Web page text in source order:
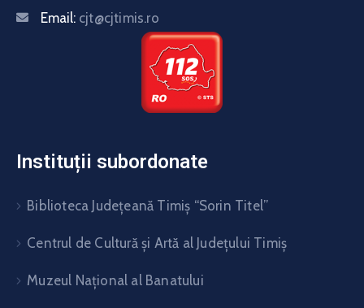
Email: cjt@cjtimis.ro
Instituții subordonate
Biblioteca Judeţeană Timiş “Sorin Titel”
Centrul de Cultură şi Artă al Judeţului Timiş
Muzeul Național al Banatului